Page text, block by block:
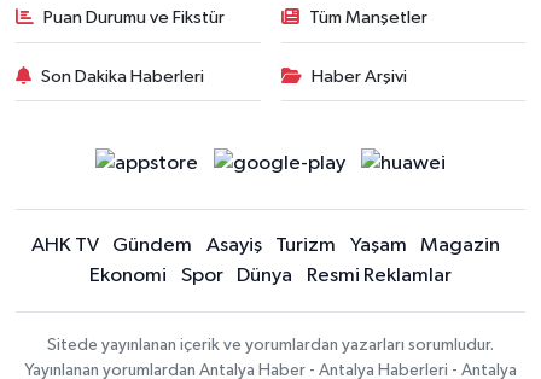
Puan Durumu ve Fikstür Tüm Manşetler
Son Dakika Haberleri Haber Arşivi
AHK TV Gündem Asayiş Turizm Yaşam
Magazin
Ekonomi
Spor Dünya Resmi Reklamlar
Sitede yayınlanan içerik ve yorumlardan yazarları sorumludur.
Yayınlanan yorumlardan Antalya Haber - Antalya Haberleri - Antalya